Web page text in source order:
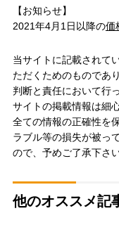
【お知らせ】
2021年4月1日以降の価
当サイトに記載されて
ただくためのものであ
判断と責任において行
サイトの掲載情報は細
全ての情報の正確性を
ラブル等の損失が被っ
ので、予めご了承下さい
他のオススメ記